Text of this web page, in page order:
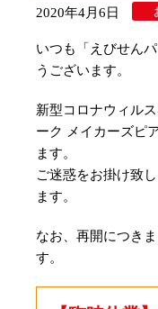
2020年4月6日
いつも「えびせん
うございます。
新型コロナウィル
ーク メイカーズピ
ます。
ご迷惑をお掛け致
ます。
なお、再開につき
す。